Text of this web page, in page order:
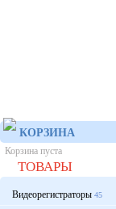
КОРЗИНА
Корзина пуста
ТОВАРЫ
Видеорегистраторы 45